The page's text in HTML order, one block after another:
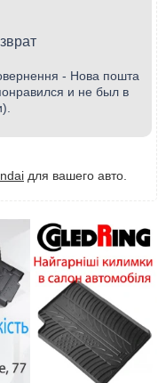
- Нова пошта
и не был в
для вашего авто.